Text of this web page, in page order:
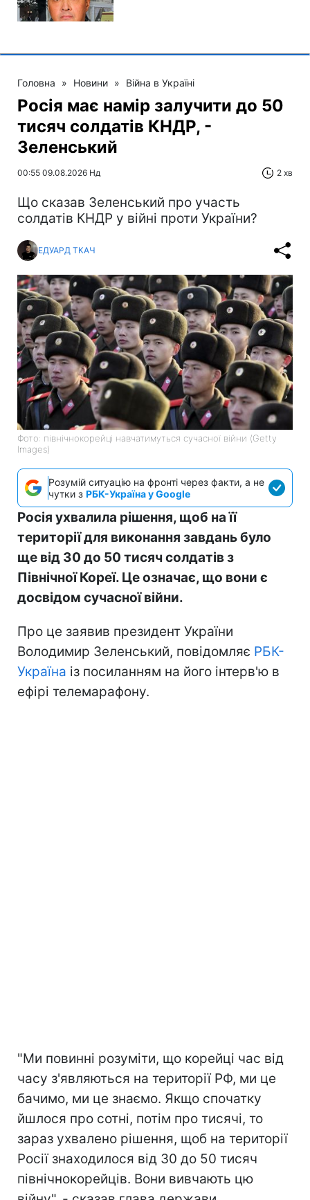
Головна » Новини » Війна в Україні
Росія має намір залучити до 50
тисяч солдатів КНДР, -
Зеленський
00:55 09.08.2026 Нд 2 хв
Що сказав Зеленський про участь
солдатів КНДР у війні проти України?
ЕДУАРД ТКАЧ
Фото: північнокорейці навчатимуться сучасної війни (Getty
Images)
Розумій ситуацію на фронті через факти, а не
чутки з РБК-Україна у Google
Росія ухвалила рішення, щоб на її
території для виконання завдань було
ще від 30 до 50 тисяч солдатів з
Північної Кореї. Це означає, що вони є
досвідом сучасної війни.
Про це заявив президент України
Володимир Зеленський, повідомляє РБК-
Україна із посиланням на його інтерв'ю в
ефірі телемарафону.
"Ми повинні розуміти, що корейці час від
часу з'являються на території РФ, ми це
бачимо, ми це знаємо. Якщо спочатку
йшлося про сотні, потім про тисячі, то
зараз ухвалено рішення, щоб на території
Росії знаходилося від 30 до 50 тисяч
північнокорейців. Вони вивчають цю